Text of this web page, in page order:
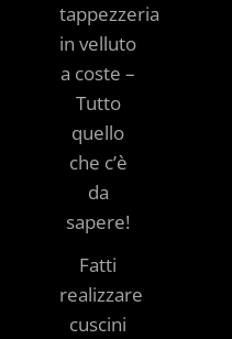
tappezzeria
in velluto
a coste –
Tutto
quello
che c’è
da
sapere!
Fatti
realizzare
cuscini